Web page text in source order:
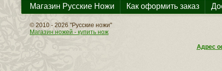
Магазин Русские Ножи Как оформить заказ
© 2010 - 2026 "Русские ножи"
Магазин ножей - купить нож
Адрес